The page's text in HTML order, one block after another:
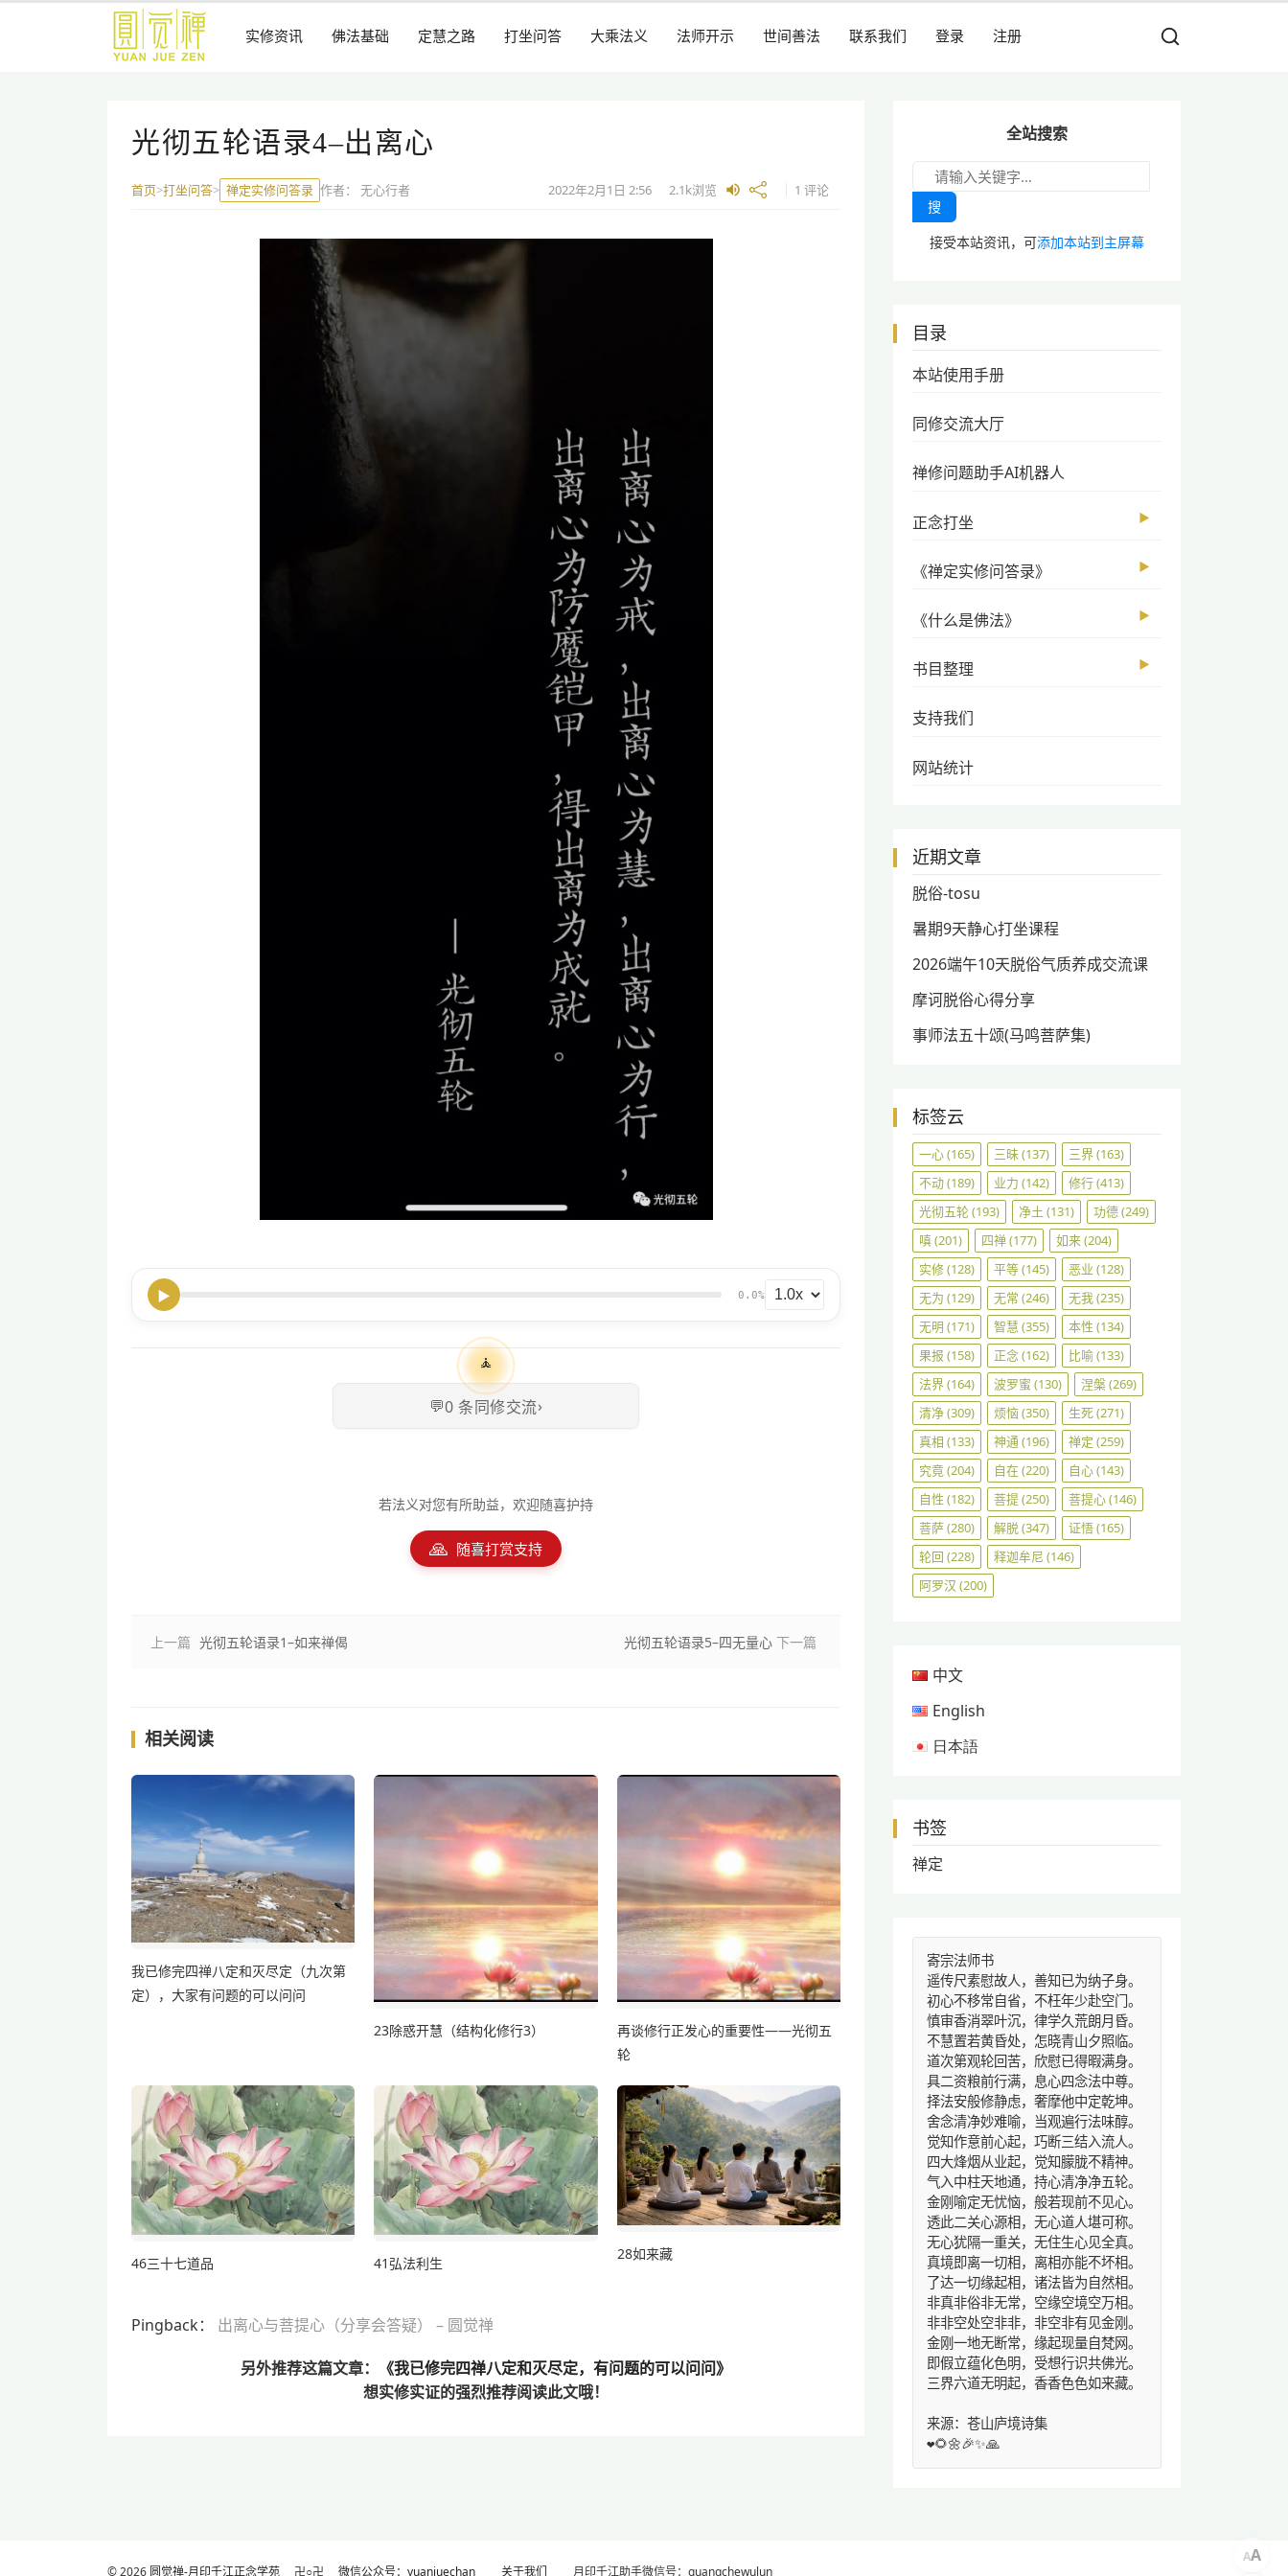
实修资讯 佛法基础 定慧之路 打坐问答 大乘法义 法师开示 世间善法 联系我们 登录 注册
光彻五轮语录4–出离心
首页>打坐问答> 禅定实修问答录 作者： 无心行者 2022年2月1日 2:56 2.1k浏览 1 评论
▶ 0.0%
🧘
💬0 条同修交流›
若法义对您有所助益，欢迎随喜护持
🙏 随喜打赏支持
上一篇 光彻五轮语录1–如来禅偈 光彻五轮语录5–四无量心 下一篇
相关阅读
我已修完四禅八定和灭尽定（九次第
定），大家有问题的可以问问
23除惑开慧（结构化修行3）
再谈修行正发心的重要性——光彻五
轮
46三十七道品 41弘法利生
28如来藏
Pingback： 出离心与菩提心（分享会答疑） – 圆觉禅
另外推荐这篇文章：
《我已修完四禅八定和灭尽定，有问题的可以问问》
想实修实证的强烈推荐阅读此文哦！
全站搜索
搜
接受本站资讯，可添加本站到主屏幕
目录
本站使用手册
同修交流大厅
禅修问题助手AI机器人
正念打坐 ▶
《禅定实修问答录》 ▶
《什么是佛法》 ▶
书目整理 ▶
支持我们
网站统计
近期文章
脱俗-tosu
暑期9天静心打坐课程
2026端午10天脱俗气质养成交流课
摩诃脱俗心得分享
事师法五十颂(马鸣菩萨集)
标签云
一心(165) 三昧(137) 三界(163)
不动(189) 业力 (142) 修行(413)
光彻五轮(193) 净土 (131) 功德(249)
嗔(201) 四禅(177) 如来(204)
实修(128) 平等(145) 恶业 (128)
无为 (129) 无常 (246) 无我(235)
无明 (171) 智慧 (355) 本性 (134)
果报 (158) 正念(162) 比喻(133)
法界(164) 波罗蜜 (130) 涅槃(269)
清净(309) 烦恼(350) 生死(271)
真相 (133) 神通 (196) 禅定 (259)
究竟(204) 自在(220) 自心(143)
自性 (182) 菩提(250) 菩提心(146)
菩萨(280) 解脱(347) 证悟(165)
轮回 (228) 释迦牟尼 (146)
阿罗汉 (200)
中文
English
日本語
书签
禅定
寄宗法师书
遥传尺素慰故人，善知已为纳子身。
初心不移常自省，不枉年少赴空门。
慎审香消翠叶沉，律学久荒朗月昏。
不慧置若黄昏处，怎晓青山夕照临。
道次第观轮回苦，欣慰已得暇满身。
具二资粮前行满，息心四念法中尊。
择法安般修静虑，奢摩他中定乾坤。
舍念清净妙难喻，当观遍行法味醇。
觉知作意前心起，巧断三结入流人。
四大烽烟从业起，觉知朦胧不精神。
气入中柱天地通，持心清净净五轮。
金刚喻定无忧恼，般若现前不见心。
透此二关心源相，无心道人堪可称。
无心犹隔一重关，无住生心见全真。
真境即离一切相，离相亦能不坏相。
了达一切缘起相，诸法皆为自然相。
非真非俗非无常，空缘空境空万相。
非非空处空非非，非空非有见金刚。
金刚一地无断常，缘起现量自梵网。
即假立蕴化色明，受想行识共佛光。
三界六道无明起，香香色色如来藏。
来源：苍山庐境诗集
❤️🌻🌼🎉✨🙏
© 2026 圆觉禅-月印千江正念学苑 卍○卍 微信公众号：yuanjuechan 关于我们 月印千江助手微信号：guangchewulun
AA